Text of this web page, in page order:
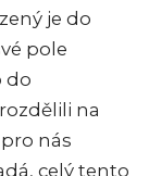
je do
pole
do
na
nás
celý tento